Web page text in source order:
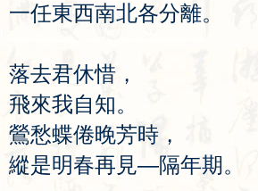
一任東西南北各分離。
落去君休惜 ，
飛來我自知。
鶯愁蝶倦晚芳時 ，
縱是明春再 見—隔年期。